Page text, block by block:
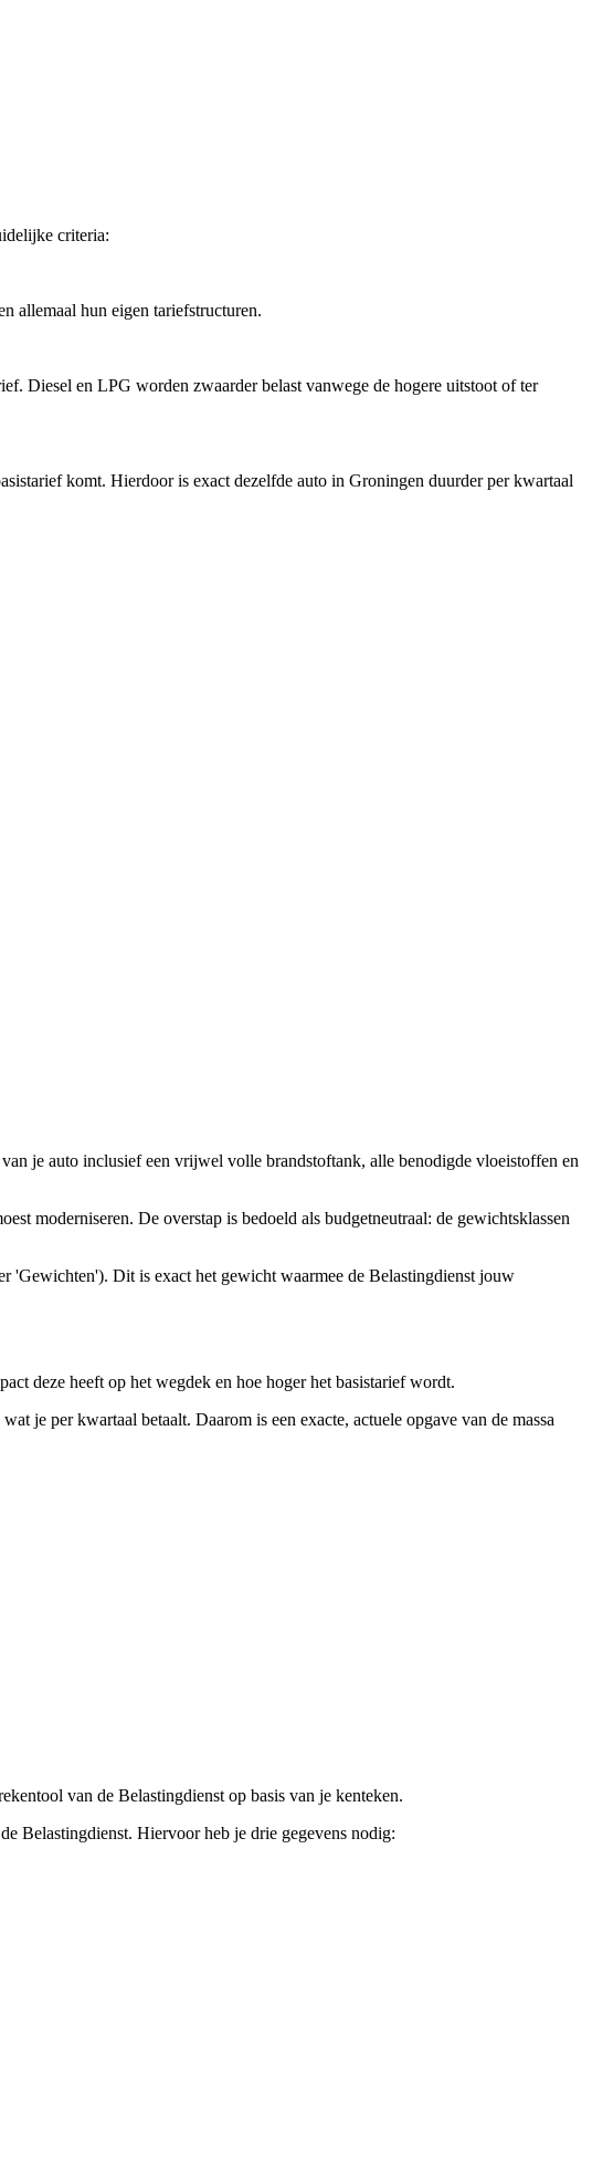
criteria:
allemaal hun eigen tariefstructuren.
Diesel en LPG worden zwaarder belast vanwege de hogere uitstoot of ter
komt. Hierdoor is exact dezelfde auto in Groningen duurder per kwartaal
je auto inclusief een vrijwel volle brandstoftank, alle benodigde vloeistoffen en
moderniseren. De overstap is bedoeld als budgetneutraal: de gewichtsklassen
'Gewichten'). Dit is exact het gewicht waarmee de Belastingdienst jouw
deze heeft op het wegdek en hoe hoger het basistarief wordt.
je per kwartaal betaalt. Daarom is een exacte, actuele opgave van de massa
van de Belastingdienst op basis van je kenteken.
Belastingdienst. Hiervoor heb je drie gegevens nodig: